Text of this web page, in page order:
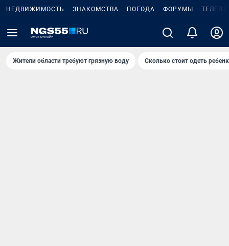
НЕДВИЖИМОСТЬ ЗНАКОМСТВА ПОГОДА ФОРУМЫ
Жители области требуют грязную воду Сколько стоит одеть